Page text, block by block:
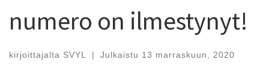
numero on ilmestynyt!
kirjoittajalta SVYL | Julkaistu 13 marraskuun, 2020